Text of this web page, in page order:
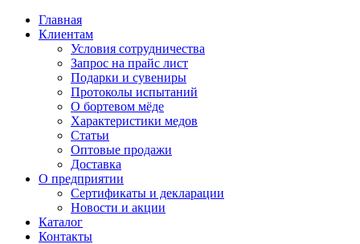
Главная
Клиентам
Условия сотрудничества
Запрос на прайс лист
Подарки и сувениры
Протоколы испытаний
О бортевом мёде
Характеристики медов
Статьи
Оптовые продажи
Доставка
О предприятии
Сертификаты и декларации
Новости и акции
Каталог
Контакты